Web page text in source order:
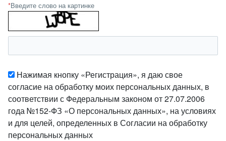
*Введите слово на картинке
Нажимая кнопку «Регистрация», я даю свое
согласие на обработку моих персональных данных, в
соответствии с Федеральным законом от 27.07.2006
года №152-ФЗ «О персональных данных», на условиях
и для целей, определенных в Согласии на обработку
персональных данных